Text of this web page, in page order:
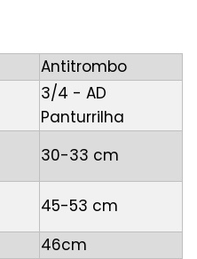
Antitrombo
3/4 - AD
Panturrilha
30-33 cm
45-53 cm
46cm